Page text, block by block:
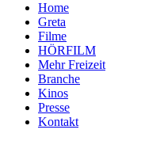
Home
Greta
Filme
HÖRFILM
Mehr Freizeit
Branche
Kinos
Presse
Kontakt